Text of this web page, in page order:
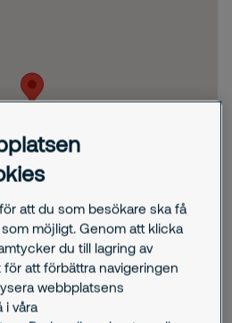
att du som besökare ska få
möjligt. Genom att klicka
du till lagring av
att förbättra navigeringen
webbplatsens
i våra